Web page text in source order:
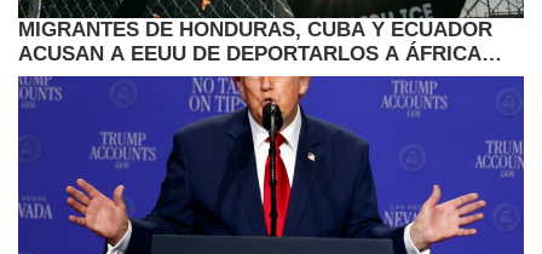
MIGRANTES DE HONDURAS, CUBA Y ECUADOR
ACUSAN A EEUU DE DEPORTARLOS A ÁFRICA
POR SORPRESA